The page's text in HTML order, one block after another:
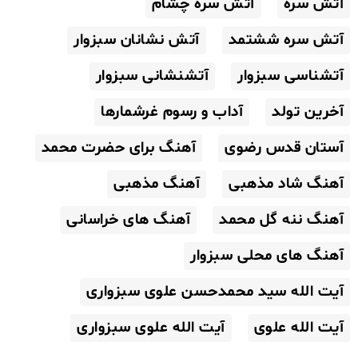
آتش سره ششتمد
آتش نشانان سبزوار
آتشناسی سبزوار
آتشنشانی سبزوار
آخرین تولد
آداب و رسوم غرشمارها
آستان قدس رضوی
آهنگ برای حضرت محمد
آهنگ شاد مذهبی
آهنگ مذهبی
آهنگ ننه گل محمد
آهنگ های خراسانی
آهنگ های محلی سبزوار
آیت الله سید محمدحسن علوی سبزواری
آیت الله علوی
آیت الله علوی سبزواری